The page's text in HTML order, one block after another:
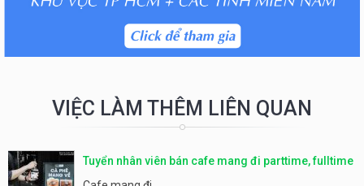
VIỆC LÀM THÊM LIÊN QUAN
Tuyển nhân viên bán cafe mang đi parttime, fulltime